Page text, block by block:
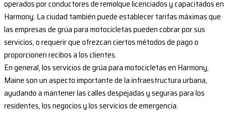
operados por conductores de remolque licenciados y capacitados en
Harmony. La ciudad también puede establecer tarifas máximas que
las empresas de grúa para motocicletas pueden cobrar por sus
servicios, o requerir que ofrezcan ciertos métodos de pago o
proporcionen recibos a los clientes.
En general, los servicios de grúa para motocicletas en Harmony,
Maine son un aspecto importante de la infraestructura urbana,
ayudando a mantener las calles despejadas y seguras para los
residentes, los negocios y los servicios de emergencia.